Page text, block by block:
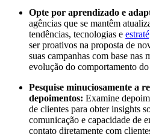
Opte por aprendizado e
agências que se mantêm
tendências, tecnologias e
ser proativos na proposta de
suas campanhas com base nas
evolução do comportamento
Pesquise minuciosamente a
depoimentos: Examine
de clientes para obter insights
comunicação e capacidade de
contato diretamente com